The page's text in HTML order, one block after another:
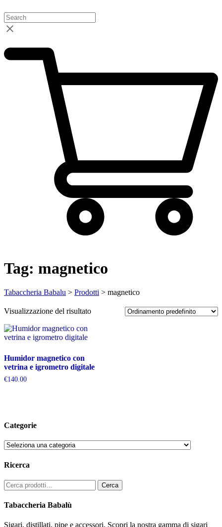
Tag: magnetico
Tabaccheria Babalu > Prodotti > magnetico
Visualizzazione del risultato
Humidor magnetico con
vetrina e igrometro digitale
€140.00
Categorie
Ricerca
Cerca: Cerca
Tabaccheria Babalù
Sigari, distillati, pipe e accessori. Scopri la nostra gamma di sigari